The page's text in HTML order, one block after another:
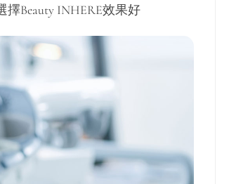
Beauty INHERE效果好